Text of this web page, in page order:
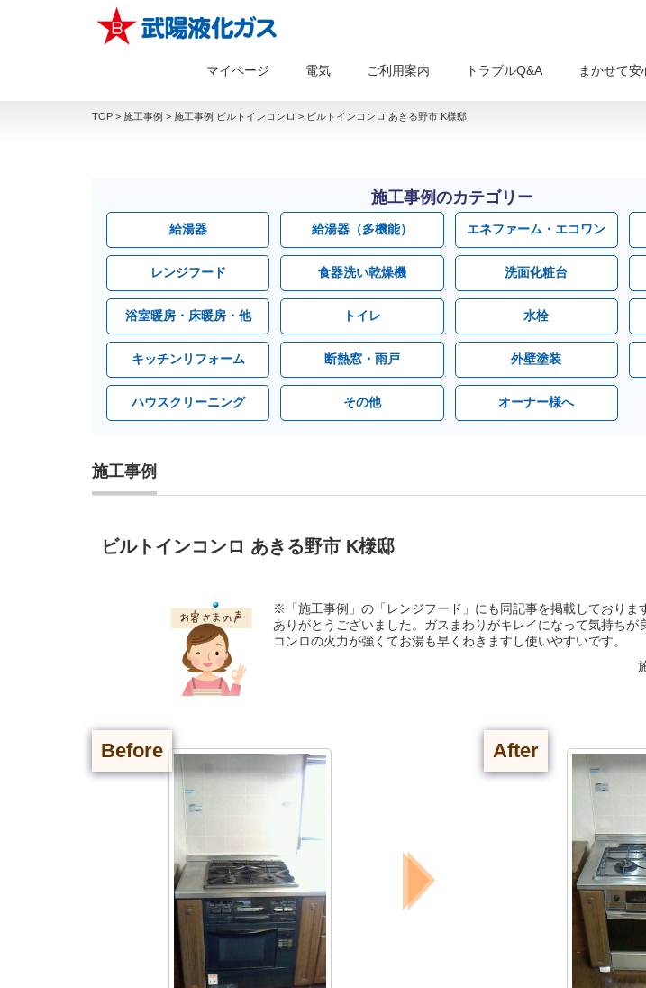
マイページ 電気 ご利用案内 トラブルQ&A まかせて安
TOP > 施工事例 > 施工事例 ビルトインコンロ > ビルトインコンロ あきる野市 K様邸
施工事例のカテゴリー
給湯器 給湯器（多機能） エネファーム・エコワン
レンジフード 食器洗い乾燥機 洗面化粧台
浴室暖房・床暖房・他 トイレ 水栓
キッチンリフォーム 断熱窓・雨戸 外壁塗装
ハウスクリーニング その他 オーナー様へ
施工事例
ビルトインコンロ あきる野市 K様邸
※「施工事例」の「レンジフード」にも同記事を掲載しておりま
ありがとうございました。ガスまわりがキレイになって気持ちが
コンロの火力が強くてお湯も早くわきますし使いやすいです。
Before After